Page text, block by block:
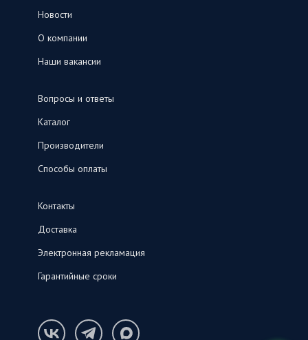
Новости
О компании
Наши вакансии
Вопросы и ответы
Каталог
Производители
Способы оплаты
Контакты
Доставка
Электронная рекламация
Гарантийные сроки